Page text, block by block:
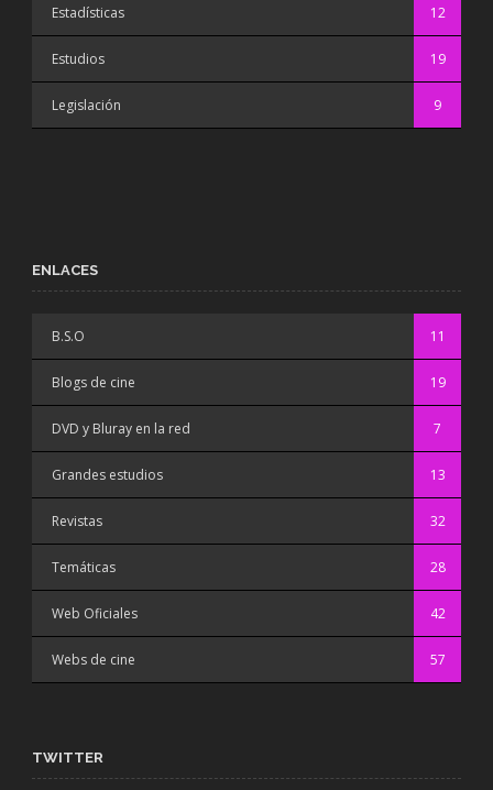
Estadísticas 12
Estudios 19
Legislación 9
ENLACES
B.S.O 11
Blogs de cine 19
DVD y Bluray en la red 7
Grandes estudios 13
Revistas 32
Temáticas 28
Web Oficiales 42
Webs de cine 57
TWITTER